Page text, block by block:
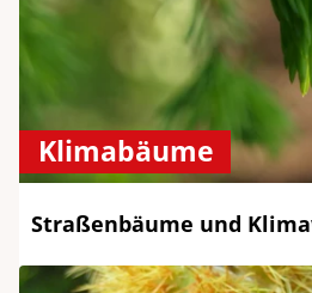
Klimabäume
Straßenbäume und